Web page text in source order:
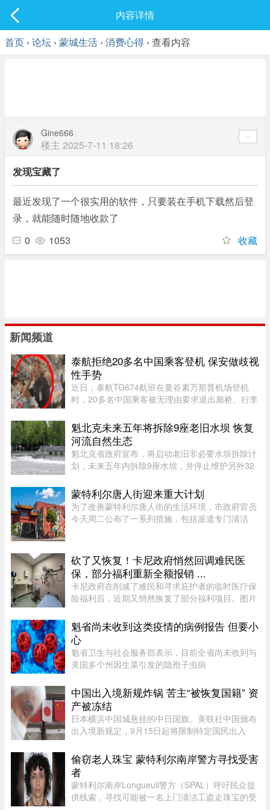
最新发表
内容详情
首页 › 论坛 › 蒙城生活 › 消费心得 › 查看内容
Gine666
楼主 2025-7-11 18:26
发现宝藏了
最近发现了一个很实用的软件，只要装在手机下载然后登
录，就能随时随地收款了
0
1053 收藏
新闻频道
泰航拒绝20多名中国乘客登机 保安做歧视
性手势
近日，泰航TG674航班在曼谷素万那普机场登机
时，20多名中国乘客被无理由要求退出廊桥、行李
常起飞，现场还发生了安保人员做出歧视性“拉眼
角”手势的争议。截至目前， ...
魁北克未来五年将拆除9座老旧水坝 恢复
河流自然生态
魁北克省政府宣布，将启动老旧非必要水坝拆除计
划，未来五年内拆除9座水坝，并停止维护另外32
系统。这标志着魁北克正式加入国际上日益兴起的
拆坝潮流。 ...
蒙特利尔唐人街迎来重大计划
为了改善蒙特利尔唐人街的生活环境，市政府官员
今天周二公布了一系列措施，包括派遣专门清洁
示：“我们正在把承诺变成行动 ...
砍了又恢复！卡尼政府悄然回调难民医
保，部分福利重新全额报销 ...
卡尼政府在削减了难民和寻求庇护者的临时医疗保
险福利后，近期又悄然恢复了部分福利项目。图片
预算承诺削减资金，调整了为已安置的难民和等待
获得省或地区医保的庇护申 ...
魁省尚未收到这类疫情的病例报告 但要小
心
魁省卫生与社会服务部表示，目前全省尚未收到与
美国多个州因生菜引发的隐孢子虫病
报告。这种由寄生虫引起的感染主要通过受污染的
食物或水传播，会导致水样腹泻、胃痉挛 ...
中国出入境新规炸锅 苦主“被恢复国籍” 资
产被冻结
日本横滨中国城悬挂的中日国旗。美联社中国颁布
出入境新规定，9月15日起将限制特定国民出入
苦主现身说法，从日本回国竟被无来由限制“10年
内不得出境”，多年来在日累 ...
偷窃老人珠宝 蒙特利尔南岸警方寻找受害
者
蒙特利尔南岸Longueuil警方（SPAL）呼吁民众提
供线索，寻找可能被一名上门清洁工盗走珠宝的受